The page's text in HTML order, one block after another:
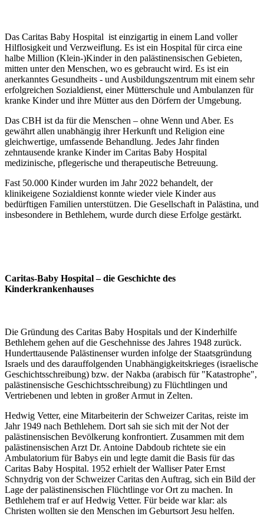
Das Caritas Baby Hospital ist einzigartig in einem Land voller
Hilflosigkeit und Verzweiflung. Es ist ein Hospital für circa eine
halbe Million (Klein-)Kinder in den palästinensischen Gebieten,
mitten unter den Menschen, wo es gebraucht wird. Es ist ein
anerkanntes Gesundheits - und Ausbildungszentrum mit einem sehr
erfolgreichen Sozialdienst, einer Mütterschule und Ambulanzen für
kranke Kinder und ihre Mütter aus den Dörfern der Umgebung.
Das CBH ist da für die Menschen – ohne Wenn und Aber. Es
gewährt allen unabhängig ihrer Herkunft und Religion eine
gleichwertige, umfassende Behandlung. Jedes Jahr finden
zehntausende kranke Kinder im Caritas Baby Hospital
medizinische, pflegerische und therapeutische Betreuung.
Fast 50.000 Kinder wurden im Jahr 2022 behandelt, der
klinikeigene Sozialdienst konnte wieder viele Kinder aus
bedürftigen Familien unterstützen. Die Gesellschaft in Palästina, und
insbesondere in Bethlehem, wurde durch diese Erfolge gestärkt.
Caritas-Baby Hospital – die Geschichte des
Kinderkrankenhauses
Die Gründung des Caritas Baby Hospitals und der Kinderhilfe
Bethlehem gehen auf die Geschehnisse des Jahres 1948 zurück.
Hunderttausende Palästinenser wurden infolge der Staatsgründung
Israels und des darauffolgenden Unabhängigkeitskrieges (israelische
Geschichtsschreibung) bzw. der Nakba (arabisch für "Katastrophe",
palästinensische Geschichtsschreibung) zu Flüchtlingen und
Vertriebenen und lebten in großer Armut in Zelten.
Hedwig Vetter, eine Mitarbeiterin der Schweizer Caritas, reiste im
Jahr 1949 nach Bethlehem. Dort sah sie sich mit der Not der
palästinensischen Bevölkerung konfrontiert. Zusammen mit dem
palästinensischen Arzt Dr. Antoine Dabdoub richtete sie ein
Ambulatorium für Babys ein und legte damit die Basis für das
Caritas Baby Hospital. 1952 erhielt der Walliser Pater Ernst
Schnydrig von der Schweizer Caritas den Auftrag, sich ein Bild der
Lage der palästinensischen Flüchtlinge vor Ort zu machen. In
Bethlehem traf er auf Hedwig Vetter. Für beide war klar: als
Christen wollten sie den Menschen im Geburtsort Jesu helfen.